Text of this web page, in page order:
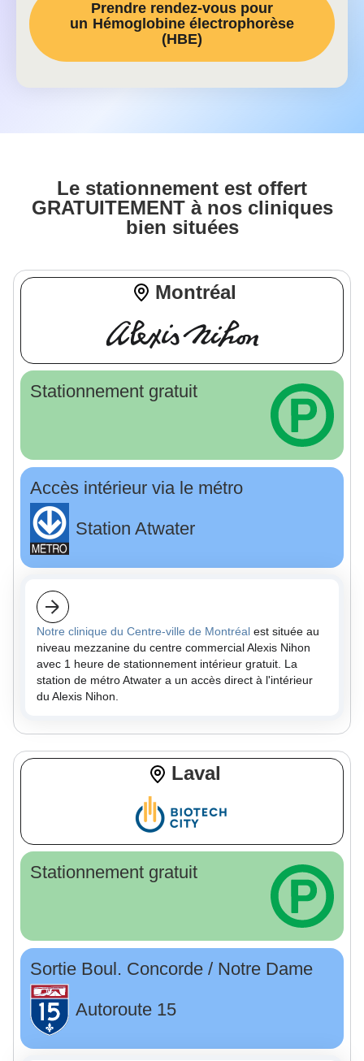
Prendre rendez-vous pour
un Hémoglobine électrophorèse
(HBE)
Le stationnement est offert
GRATUITEMENT à nos cliniques
bien situées
Montréal
Stationnement gratuit
Accès intérieur via le métro
Station Atwater
Notre clinique du Centre-ville de Montréal est située au
niveau mezzanine du centre commercial Alexis Nihon
avec 1 heure de stationnement intérieur gratuit. La
station de métro Atwater a un accès direct à l'intérieur
du Alexis Nihon.
Laval
Stationnement gratuit
Sortie Boul. Concorde / Notre Dame
Autoroute 15